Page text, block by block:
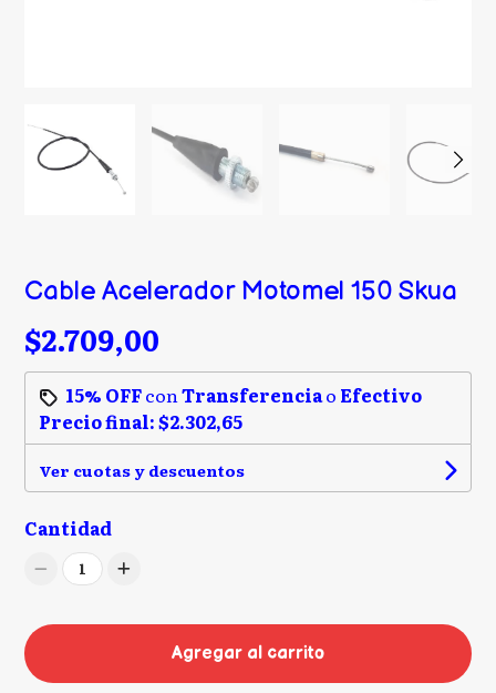
Cable Acelerador Motomel 150 Skua
$2.709,00
15% OFFconTransferenciao Efectivo
Precio final:$2.302,65
Ver cuotas y descuentos
Cantidad
1
Agregar al carrito